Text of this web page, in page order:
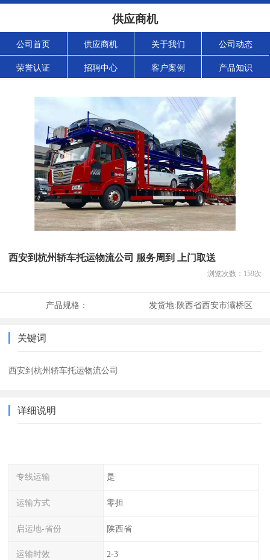
供应商机
公司首页 供应商机 关于我们 公司动态
荣誉认证 招聘中心 客户案例 产品知识
西安到杭州轿车托运物流公司 服务周到 上门取送
浏览次数： 159次
产品规格： 发货地:陕西省西安市灞桥区
关键词
西安到杭州轿车托运物流公司
详细说明
专线运输 是
运输方式 零担
启运地-省份 陕西省
运输时效 2-3